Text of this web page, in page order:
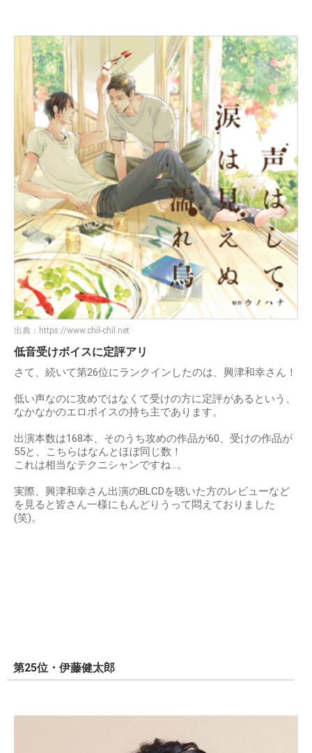
出典： https://www.chil-chil.net
低音受けボイスに定評アリ
さて、続いて第26位にランクインしたのは、興津和幸さん！
低い声なのに攻めではなくて受けの方に定評があるという、
なかなかのエロボイスの持ち主であります。
出演本数は168本、そのうち攻めの作品が60、受けの作品が
55と、こちらはなんとほぼ同じ数！
これは相当なテクニシャンですね…。
実際、興津和幸さん出演のBLCDを聴いた方のレビューなど
を見ると皆さん一様にもんどりうって悶えておりました
(笑)。
第25位・伊藤健太郎